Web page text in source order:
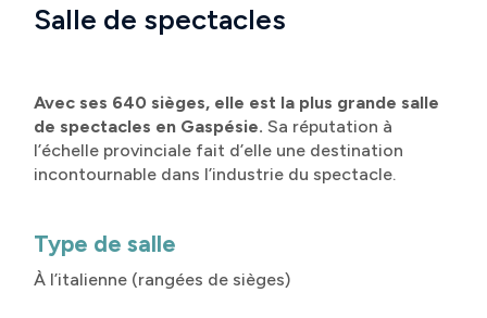
Salle de spectacles
Avec ses 640 sièges, elle est la plus grande salle
de spectacles en Gaspésie. Sa réputation à
l’échelle provinciale fait d’elle une destination
incontournable dans l’industrie du spectacle.
Type de salle
À l’italienne (rangées de sièges)